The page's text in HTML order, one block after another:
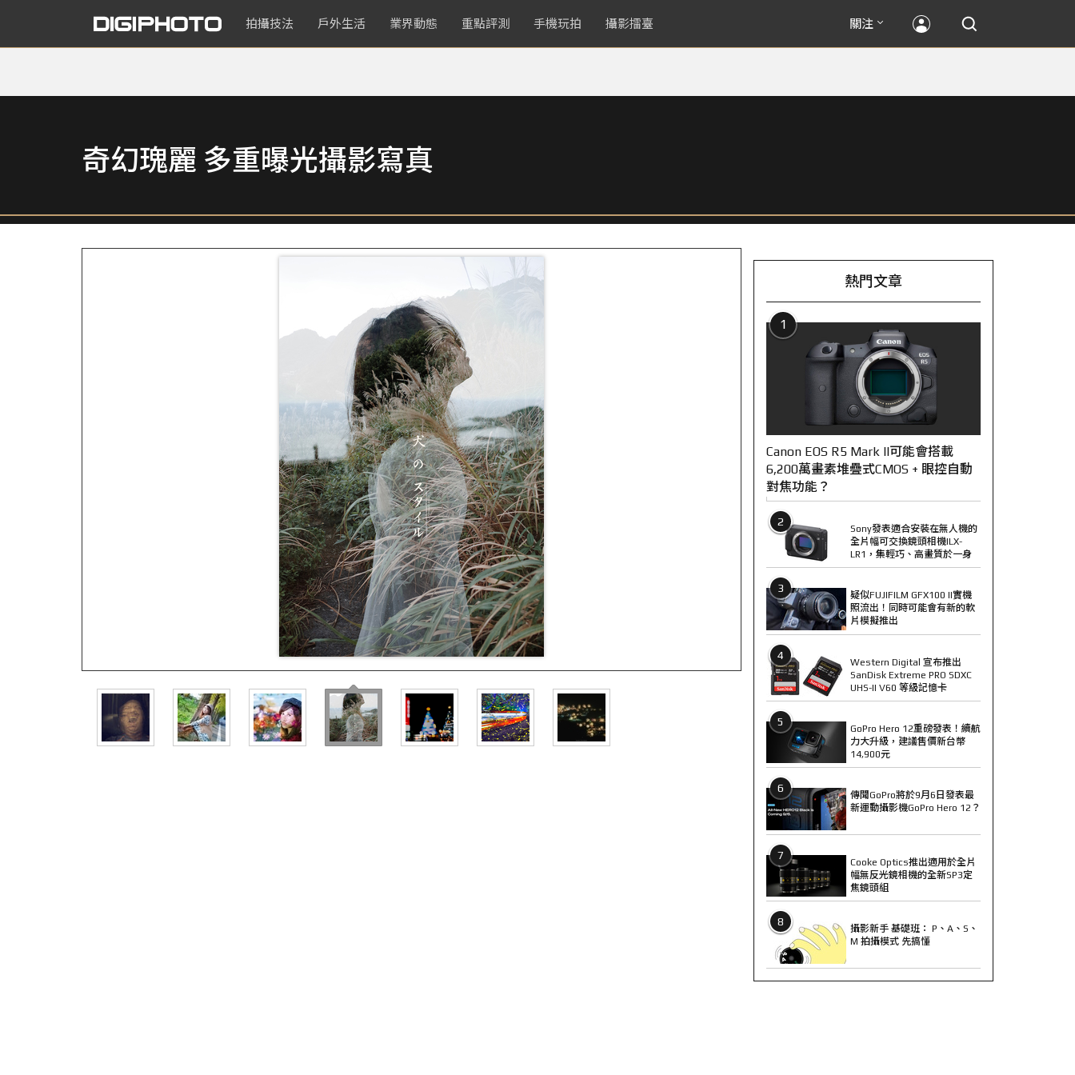
拍攝技法 戶外生活 業界動態 重點評測 手機玩拍 攝影擂臺 關注
奇幻瑰麗 多重曝光攝影寫真
熱門文章
1
Canon EOS R5 Mark II可能會搭載
6,200萬畫素堆疊式CMOS + 眼控自動
對焦功能？
2
Sony發表適合安裝在無人機的
全片幅可交換鏡頭相機ILX-
LR1，集輕巧、高畫質於一身
3
疑似FUJIFILM GFX100 II實機
照流出！同時可能會有新的軟
片模擬推出
4
Western Digital 宣布推出
SanDisk Extreme PRO SDXC
UHS-II V60 等級記憶卡
5
GoPro Hero 12重磅發表！續航
力大升級，建議售價新台幣
14,900元
6
傳聞GoPro將於9月6日發表最
新運動攝影機GoPro Hero 12？
7
Cooke Optics推出適用於全片
幅無反光鏡相機的全新SP3定
焦鏡頭組
8
攝影新手 基礎班： P、A、S、
M 拍攝模式 先搞懂